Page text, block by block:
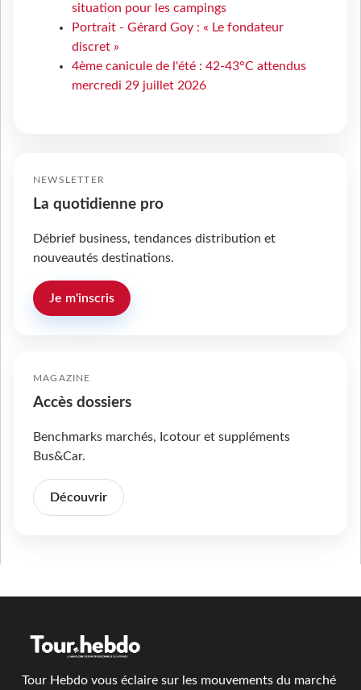
situation pour les campings
Portrait - Gérard Goy : « Le fondateur
discret »
4ème canicule de l'été : 42-43°C attendus
mercredi 29 juillet 2026
NEWSLETTER
La quotidienne pro
Débrief business, tendances distribution et
nouveautés destinations.
Je m'inscris
MAGAZINE
Accès dossiers
Benchmarks marchés, Icotour et suppléments
Bus&Car.
Découvrir
Tour Hebdo vous éclaire sur les mouvements du marché